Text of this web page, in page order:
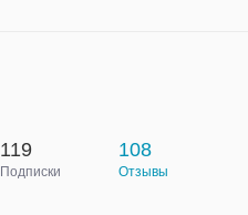
119
Подписки
108
Отзывы